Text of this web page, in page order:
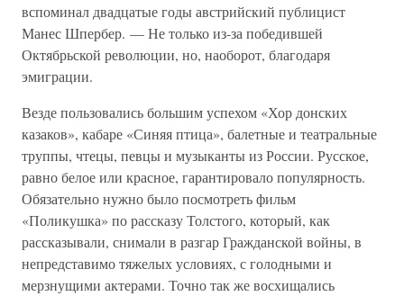
вспоминал двадцатые годы австрийский публицист
Манес Шпербер. — Не только из-за победившей
Октябрьской революции, но, наоборот, благодаря
эмиграции.
Везде пользовались большим успехом «Хор донских
казаков», кабаре «Синяя птица», балетные и театральные
труппы, чтецы, певцы и музыканты из России. Русское,
равно белое или красное, гарантировало популярность.
Обязательно нужно было посмотреть фильм
«Поликушка» по рассказу Толстого, который, как
рассказывали, снимали в разгар Гражданской войны, в
непредставимо тяжелых условиях, с голодными и
мерзнущими актерами. Точно так же восхищались